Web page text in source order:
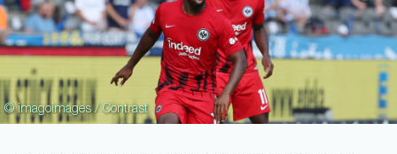
© imagoimages / Contrast